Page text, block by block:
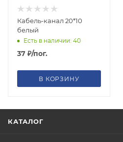
Кабель-канал 20*10
белый
Есть в наличии: 40
37 ₽/пог.
В КОРЗИНУ
КАТАЛОГ